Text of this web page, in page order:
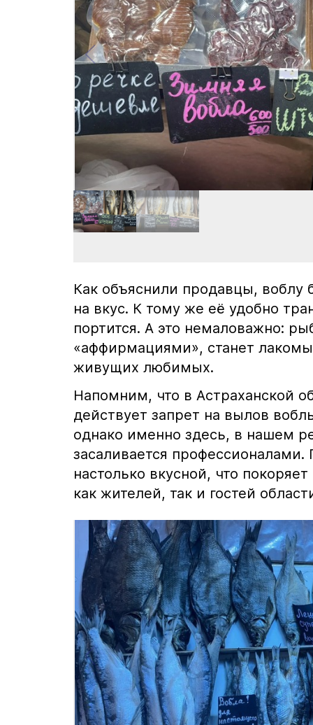
Как объяснили продавцы, воблу
на вкус. К тому же её удобно
портится. А это немаловажно:
«аффирмациями», станет
живущих любимых.
Напомним, что в Астраханской
действует запрет на вылов
однако именно здесь, в нашем
засаливается профессионалами.
настолько вкусной, что
как жителей, так и гостей